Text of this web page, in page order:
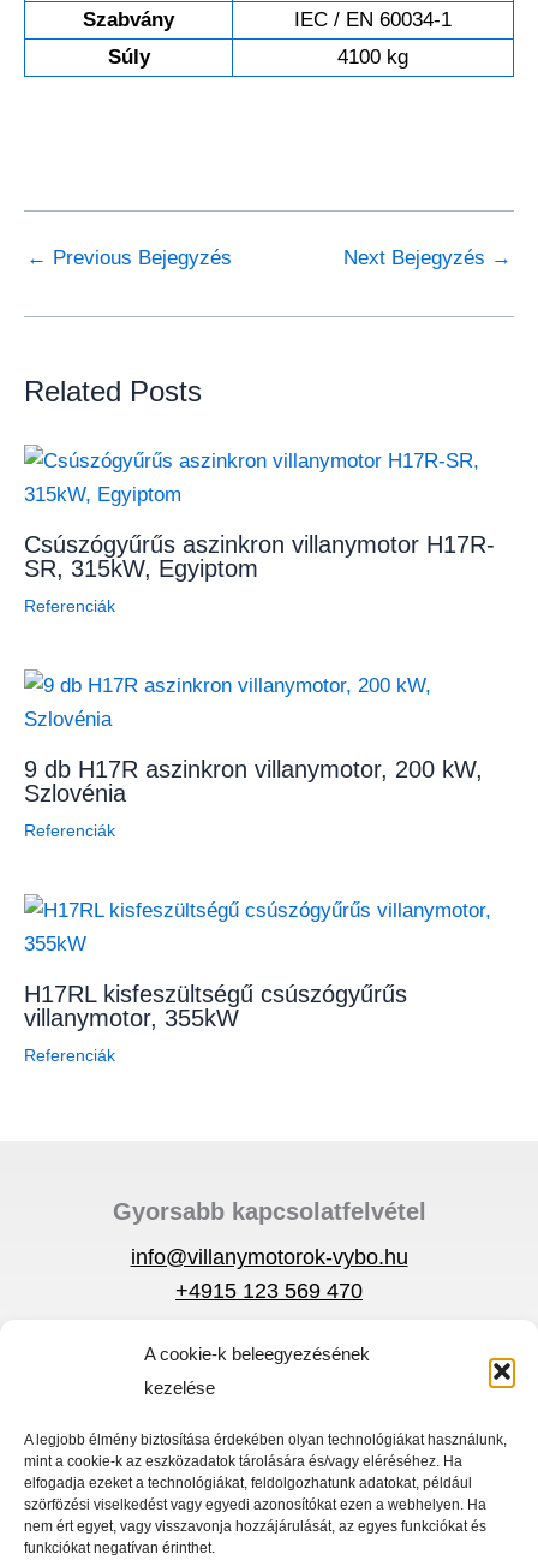
A cookie-k beleegyezésének
kezelése
A legjobb élmény biztosítása érdekében olyan technológiákat használunk,
mint a cookie-k az eszközadatok tárolására és/vagy eléréséhez. Ha
elfogadja ezeket a technológiákat, feldolgozhatunk adatokat, például
szörfözési viselkedést vagy egyedi azonosítókat ezen a webhelyen. Ha
nem ért egyet, vagy visszavonja hozzájárulását, az egyes funkciókat és
funkciókat negatívan érinthet.
Szabvány
IEC / EN 60034-1
Súly
4100 kg
← Previous Bejegyzés Next Bejegyzés →
Related Posts
Csúszógyűrűs aszinkron villanymotor H17R-
SR, 315kW, Egyiptom
Referenciák
9 db H17R aszinkron villanymotor, 200 kW,
Szlovénia
Referenciák
H17RL kisfeszültségű csúszógyűrűs
villanymotor, 355kW
Referenciák
Gyorsabb kapcsolatfelvétel
info@villanymotorok-vybo.hu
+4915 123 569 470
Adatvédelmi szabályzat
Körülmények
Gyors menü
Villanymotorok
Frekvencia átalakító